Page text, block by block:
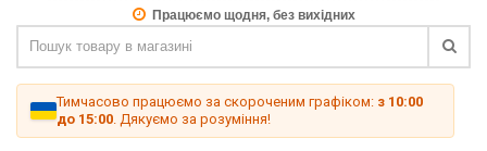
Працюємо щодня, без вихідних
Тимчасово працюємо за скороченим графіком: з 10:00
до 15:00 . Дякуємо за розуміння!